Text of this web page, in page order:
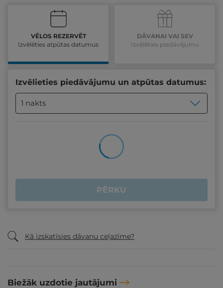
VĒLOS REZERVĒT
Izvēlēties atpūtas datumus
DĀVANAI VAI SEV
Izvēlēties piedāvājumu
Izvēlieties piedāvājumu un atpūtas datumus:
1 nakts
PĒRKU
Kā izskatīsies dāvanu ceļazīme?
Biežāk uzdotie jautājumi